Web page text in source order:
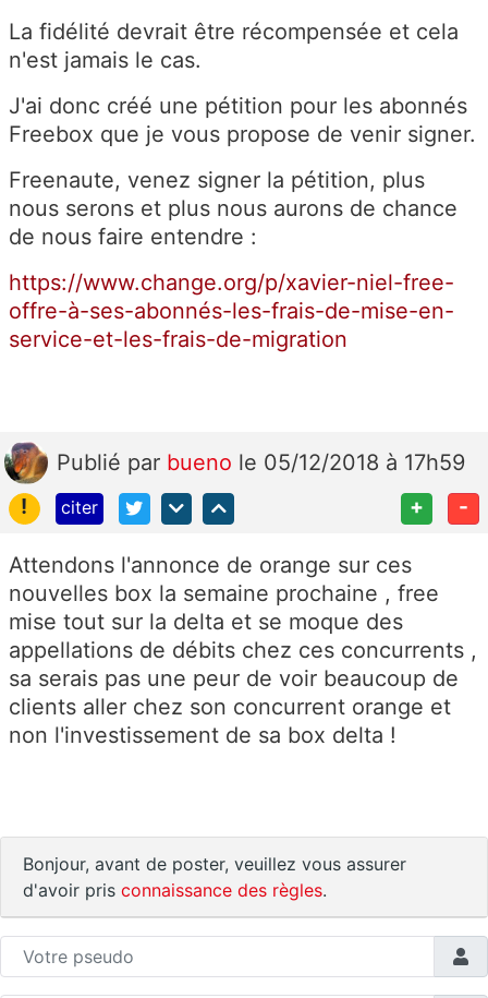
La fidélité devrait être récompensée et cela
n'est jamais le cas.
J'ai donc créé une pétition pour les abonnés
Freebox que je vous propose de venir signer.
Freenaute, venez signer la pétition, plus
nous serons et plus nous aurons de chance
de nous faire entendre :
https://www.change.org/p/xavier-niel-free-
offre-à-ses-abonnés-les-frais-de-mise-en-
service-et-les-frais-de-migration
Publié par bueno le 05/12/2018 à 17h59
!
citer + -
Attendons l'annonce de orange sur ces
nouvelles box la semaine prochaine , free
mise tout sur la delta et se moque des
appellations de débits chez ces concurrents ,
sa serais pas une peur de voir beaucoup de
clients aller chez son concurrent orange et
non l'investissement de sa box delta !
Bonjour, avant de poster, veuillez vous assurer
d'avoir pris connaissance des règles.